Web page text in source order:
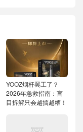
YOOZ烟杆罢工了？
2026年急救指南：盲
目拆解只会越搞越糟！